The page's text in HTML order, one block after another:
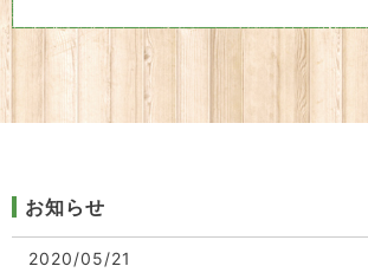
お知らせ
2020/05/21